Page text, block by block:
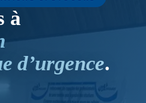
à
d’urgence.